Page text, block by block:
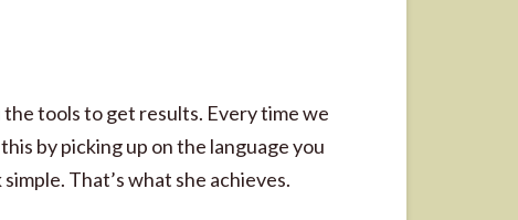
tools to get results. Every time we
by picking up on the language you
That’s what she achieves.